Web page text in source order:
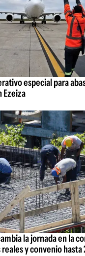
especial para
Ezeiza
la jornada en la
y convenio hasta